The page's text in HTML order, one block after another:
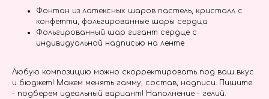
Фонтан из латексных шаров пастель, кристалл с
конфетти, фольгированные шары сердца
Фольгированный шар гигант сердце с
индивидуальной надписью на ленте
Любую композицию можно скорректировать под ваш вкус
и бюджет! Можем менять гамму, состав, надписи. Пишите
- подберем идеальный вариант! Наполнение - гелий.